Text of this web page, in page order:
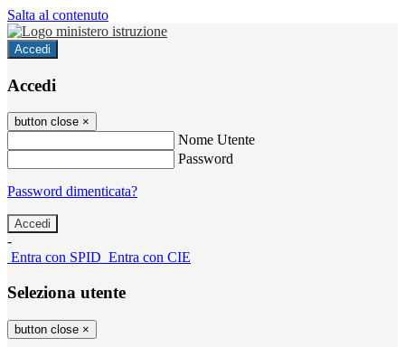
Salta al contenuto
Accedi
Accedi
button close ×
Nome Utente
Password
Password dimenticata?
-
Entra con SPID Entra con CIE
Seleziona utente
button close ×